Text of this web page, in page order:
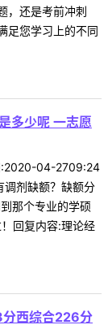
，还是考前冲刺
足您学习上的不同
多少呢 一志愿
:2020-04-2709:24
调剂缺额？缺额分
那个专业的学硕
回复内容:理论经
西综合226分